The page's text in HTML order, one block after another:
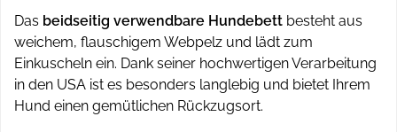
Das beidseitig verwendbare Hundebett besteht aus
weichem, flauschigem Webpelz und lädt zum
Einkuscheln ein. Dank seiner hochwertigen Verarbeitung
in den USA ist es besonders langlebig und bietet Ihrem
Hund einen gemütlichen Rückzugsort.